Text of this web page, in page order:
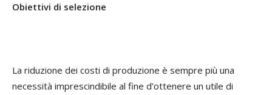
Obiettivi di selezione
La riduzione dei costi di produzione è sempre più una
necessità imprescindibile al fine d’ottenere un utile di